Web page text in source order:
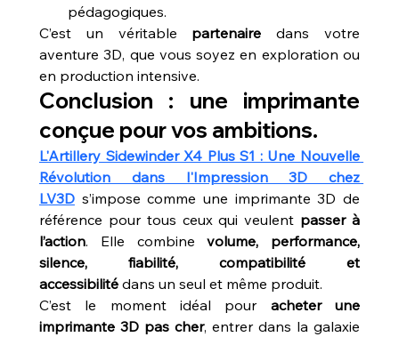
pédagogiques.
C’est un véritable partenaire dans votre
aventure 3D, que vous soyez en exploration ou
en production intensive.
Conclusion : une imprimante
conçue pour vos ambitions.
L'Artillery Sidewinder X4 Plus S1 : Une Nouvelle
Révolution dans l'Impression 3D chez
LV3D s’impose comme une imprimante 3D de
référence pour tous ceux qui veulent passer à
l’action. Elle combine volume, performance,
silence, fiabilité, compatibilité et
accessibilité dans un seul et même produit.
C’est le moment idéal pour acheter une
imprimante 3D pas cher, entrer dans la galaxie